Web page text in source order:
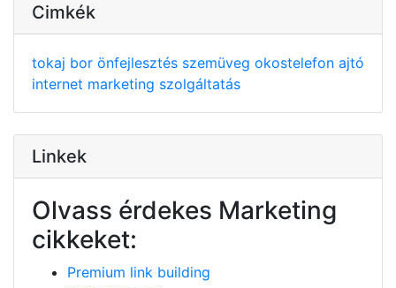
Cimkék
tokaj bor önfejlesztés szemüveg okostelefon ajtó
internet marketing szolgáltatás
Linkek
Olvass érdekes Marketing
cikkeket:
Premium link building